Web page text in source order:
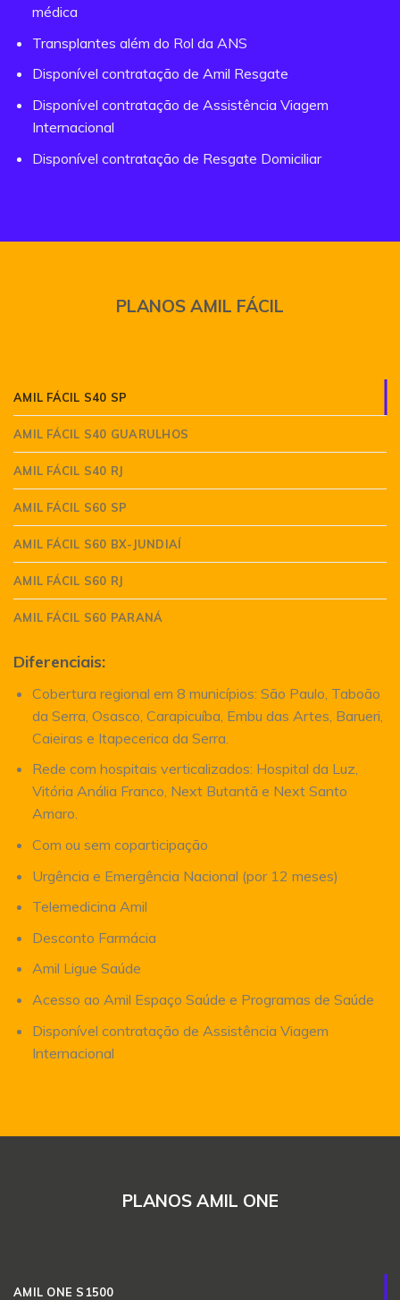
médica
Transplantes além do Rol da ANS
Disponível contratação de Amil Resgate
Disponível contratação de Assistência Viagem
Internacional
Disponível contratação de Resgate Domiciliar
PLANOS AMIL FÁCIL
AMIL FÁCIL S40 SP
AMIL FÁCIL S40 GUARULHOS
AMIL FÁCIL S40 RJ
AMIL FÁCIL S60 SP
AMIL FÁCIL S60 BX-JUNDIAÍ
AMIL FÁCIL S60 RJ
AMIL FÁCIL S60 PARANÁ
Diferenciais:
Cobertura regional em 8 municípios: São Paulo, Taboão
da Serra, Osasco, Carapicuíba, Embu das Artes, Barueri,
Caieiras e Itapecerica da Serra.
Rede com hospitais verticalizados: Hospital da Luz,
Vitória Anália Franco, Next Butantã e Next Santo
Amaro.
Com ou sem coparticipação
Urgência e Emergência Nacional (por 12 meses)
Telemedicina Amil
Desconto Farmácia
Amil Ligue Saúde
Acesso ao Amil Espaço Saúde e Programas de Saúde
Disponível contratação de Assistência Viagem
Internacional
PLANOS AMIL ONE
AMIL ONE S1500